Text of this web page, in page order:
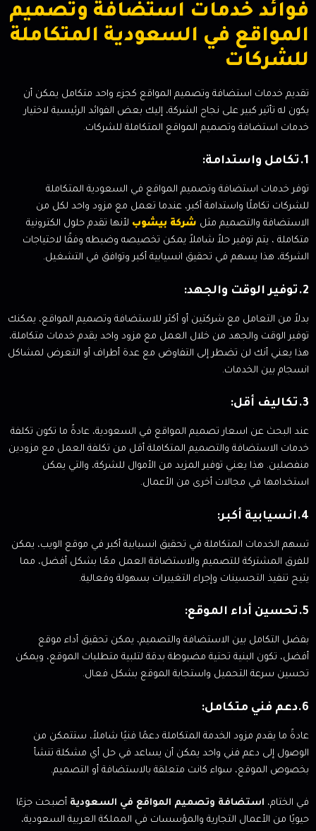
فوائد خدمات استضافة وتصميم
المواقع في السعودية المتكاملة
للشركات
تقديم خدمات استضافة وتصميم المواقع كجزء واحد متكامل يمكن أن
يكون له تأثير كبير على نجاح الشركة، إليك بعض الفوائد الرئيسية لاختيار
خدمات استضافة وتصميم المواقع المتكاملة للشركات.
1.تكامل واستدامة:
توفر خدمات استضافة وتصميم المواقع في السعودية المتكاملة
للشركات تكاملًا واستدامة أكبر، عندما تعمل مع مزود واحد لكل من
الاستضافة والتصميم مثل شركة بيشوب لأنها تقدم حلول الكترونية
متكاملة ، يتم توفير حلاً شاملاً يمكن تخصيصه وضبطه وفقًا لاحتياجات
الشركة، هذا يسهم في تحقيق انسيابية أكبر وتوافق في التشغيل.
2.توفير الوقت والجهد:
بدلاً من التعامل مع شركتين أو أكثر للاستضافة وتصميم المواقع، يمكنك
توفير الوقت والجهد من خلال العمل مع مزود واحد يقدم خدمات متكاملة،
هذا يعني أنك لن تضطر إلى التفاوض مع عدة أطراف أو التعرض لمشاكل
انسجام بين الخدمات.
3.تكاليف أقل:
عند البحث عن اسعار تصميم المواقع في السعودية، عادةً ما تكون تكلفة
خدمات الاستضافة والتصميم المتكاملة أقل من تكلفة العمل مع مزودين
منفصلين. هذا يعني توفير المزيد من الأموال للشركة، والتي يمكن
استخدامها في مجالات أخرى من الأعمال.
4.انسيابية أكبر:
تسهم الخدمات المتكاملة في تحقيق انسيابية أكبر في موقع الويب، يمكن
للفرق المشتركة للتصميم والاستضافة العمل معًا بشكل أفضل، مما
يتيح تنفيذ التحسينات وإجراء التغييرات بسهولة وفعالية.
5.تحسين أداء الموقع:
بفضل التكامل بين الاستضافة والتصميم، يمكن تحقيق أداء موقع
أفضل، تكون البنية تحتية مضبوطة بدقة لتلبية متطلبات الموقع، ويمكن
تحسين سرعة التحميل واستجابة الموقع بشكل فعال.
6.دعم فني متكامل:
عادةً ما يقدم مزود الخدمة المتكاملة دعمًا فنيًا شاملاً، ستتمكن من
الوصول إلى دعم فني واحد يمكن أن يساعد في حل أي مشكلة تنشأ
بخصوص الموقع، سواء كانت متعلقة بالاستضافة أو التصميم.
في الختام، استضافة وتصميم المواقع في السعودية أصبحت جزءًا
حيويًا من الأعمال التجارية والمؤسسات في المملكة العربية السعودية،